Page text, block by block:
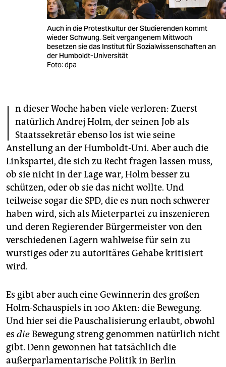
fragen & hilfe
unterstützen
epaper login
Auch in die Protestkultur der Studierenden kommt
wieder Schwung. Seit vergangenem Mittwoch
besetzen sie das Institut für Sozialwissenschaften an
der Humboldt-Universität
Foto: dpa
I n dieser Woche haben viele verloren: Zuerst
natürlich Andrej Holm, der seinen Job als
Staatssekretär ebenso los ist wie seine
Anstellung an der Humboldt-Uni. Aber auch die
Linkspartei, die sich zu Recht fragen lassen muss,
ob sie nicht in der Lage war, Holm besser zu
schützen, oder ob sie das nicht wollte. Und
teilweise sogar die SPD, die es nun noch schwerer
haben wird, sich als Mieterpartei zu inszenieren
und deren Regierender Bürgermeister von den
verschiedenen Lagern wahlweise für sein zu
wurstiges oder zu autoritäres Gehabe kritisiert
wird.
Es gibt aber auch eine Gewinnerin des großen
Holm-Schauspiels in 100 Akten: die Bewegung.
Und hier sei die Pauschalisierung erlaubt, obwohl
es dieBewegung streng genommen natürlich nicht
gibt. Denn gewonnen hat tatsächlich die
außerparlamentarische Politik in Berlin